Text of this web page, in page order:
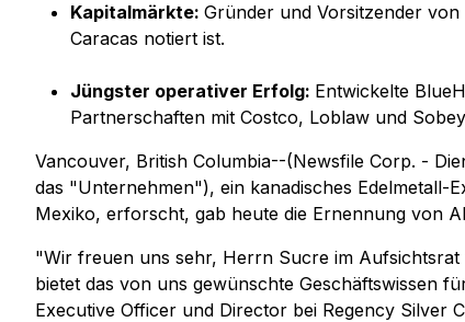
Kapitalmärkte: Gründer und Vorsitzender
Caracas notiert ist.
Jüngster operativer Erfolg: Entwickelte
Partnerschaften mit Costco, Loblaw und
Vancouver, British Columbia--(Newsfile Corp. -
das "Unternehmen"), ein kanadisches Edelmetall-
Mexiko, erforscht, gab heute die Ernennung von
"Wir freuen uns sehr, Herrn Sucre im
bietet das von uns gewünschte Geschäftswissen
Executive Officer und Director bei Regency Silver